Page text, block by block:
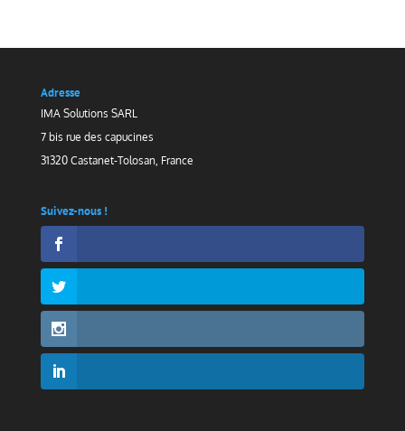
Adresse
IMA Solutions SARL
7 bis rue des capucines
31320 Castanet-Tolosan, France
Suivez-nous !